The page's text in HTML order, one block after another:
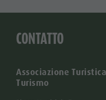
CONTATTO
Associazione
Turismo